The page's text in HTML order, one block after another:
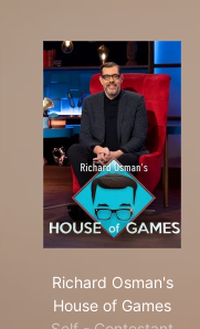
Richard Osman's
House of Games